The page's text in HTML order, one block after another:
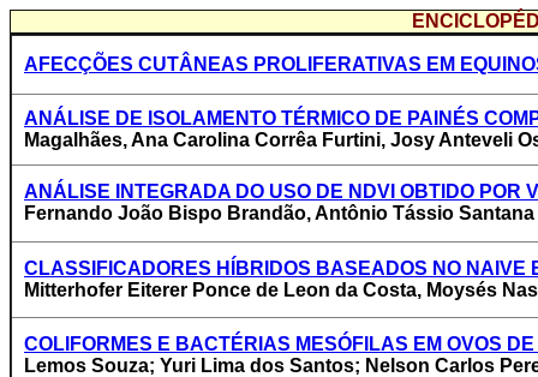
AFECÇÕES CUTÂNEAS PROLIFERATIVAS EM
ANÁLISE DE ISOLAMENTO TÉRMICO DE PAINÉS
Magalhães, Ana Carolina Corrêa Furtini, Josy Anteveli
ANÁLISE INTEGRADA DO USO DE NDVI OBTIDO POR
Fernando João Bispo Brandão, Antônio Tássio
CLASSIFICADORES HÍBRIDOS BASEADOS NO NAIVE
Mitterhofer Eiterer Ponce de Leon da Costa, Moysés
COLIFORMES E BACTÉRIAS MESÓFILAS EM OVOS
Lemos Souza; Yuri Lima dos Santos; Nelson Carlos